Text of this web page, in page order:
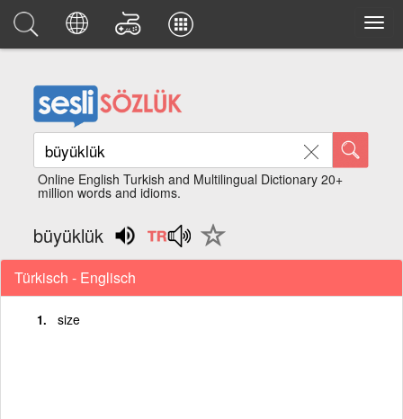
Online English Turkish and Multilingual Dictionary 20+
million words and idioms.
büyüklük
Türkisch - Englisch
size